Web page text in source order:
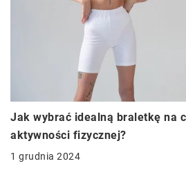
Jak wybrać idealną braletkę na
aktywności fizycznej?
1 grudnia 2024